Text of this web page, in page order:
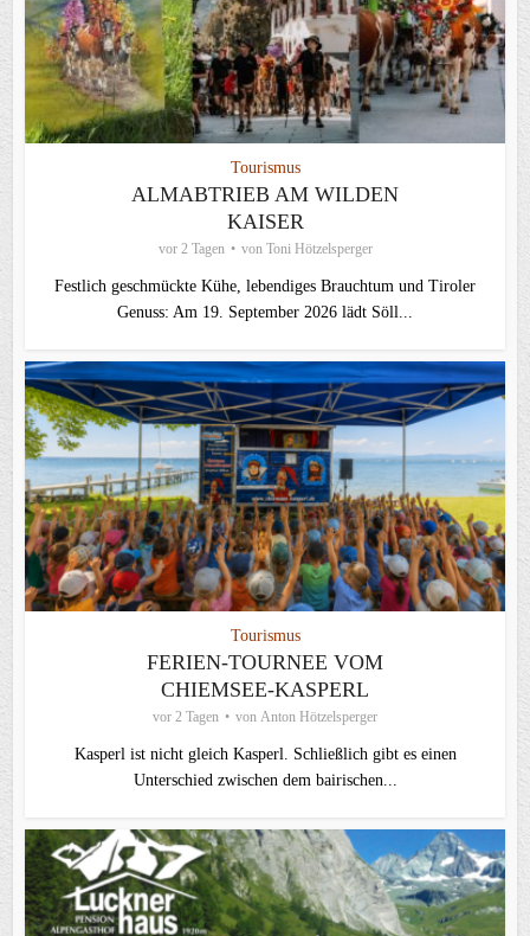
Tourismus
ALMABTRIEB AM WILDEN
KAISER
vor 2 Tagen von Toni Hötzelsperger
Festlich geschmückte Kühe, lebendiges Brauchtum und Tiroler
Genuss: Am 19. September 2026 lädt Söll...
Tourismus
FERIEN-TOURNEE VOM
CHIEMSEE-KASPERL
vor 2 Tagen von Anton Hötzelsperger
Kasperl ist nicht gleich Kasperl. Schließlich gibt es einen
Unterschied zwischen dem bairischen...